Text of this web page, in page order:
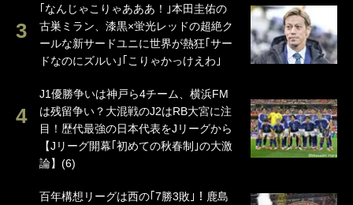
｢なんじゃこりゃあああ！｣本田圭佑の
古巣ミラン、漆黒×蛍光レッドの超絶ク
ールな新サードユニに世界が熱狂｢サー
ドなのにズルい｣｢こりゃかっけえわ｣
J1優勝争いは神戸ら4チーム、横浜FM
は残留争い？大混戦のJ2はRB大宮に注
目！歴代最強の日本代表をJリーグから
【Jリーグ開幕｢初めての秋春制｣の大激
論】(6)
百年構想リーグは西の｢7勝3敗｣！鹿島